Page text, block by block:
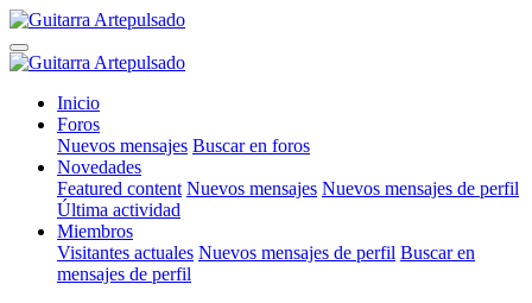
Inicio
Foros
Nuevos mensajes Buscar en foros
Novedades
Featured content Nuevos mensajes Nuevos mensajes de perfil
Última actividad
Miembros
Visitantes actuales Nuevos mensajes de perfil Buscar en
mensajes de perfil